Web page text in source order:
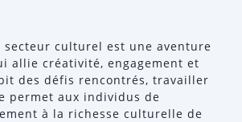
secteur culturel est une aventure
allie créativité, engagement et
des défis rencontrés, travailler
permet aux individus de
à la richesse culturelle de